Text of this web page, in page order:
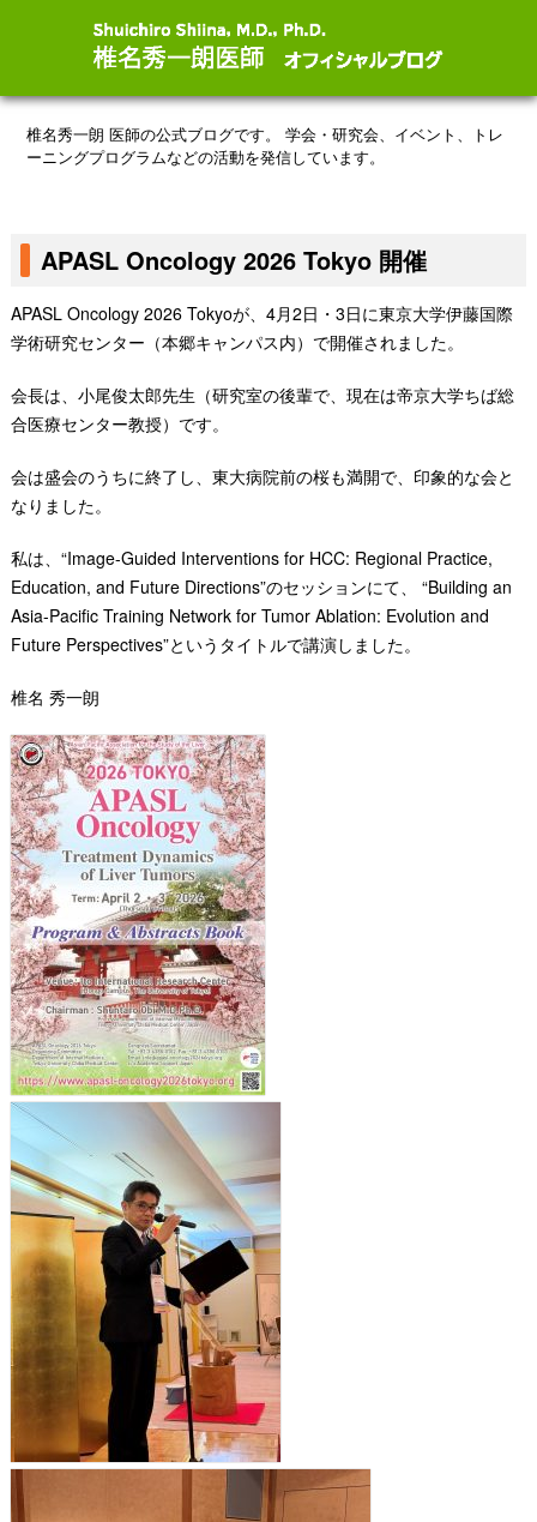
椎名秀一朗 医師の公式ブログです。
学会・研究会、イベント、トレ
ーニングプログラムなどの活動を発信しています。
APASL Oncology 2026 Tokyo 開催
APASL Oncology 2026 Tokyoが、4月2日・3日に東京大学伊藤国際
学術研究センター（本郷キャンパス内）で開催されました。
会長は、小尾俊太郎先生（研究室の後輩で、現在は帝京大学ちば総
合医療センター教授）です。
会は盛会のうちに終了し、東大病院前の桜も満開で、印象的な会と
なりました。
私は、“Image-Guided Interventions for HCC: Regional Practice,
Education, and Future Directions”のセッションにて、 “Building an
Asia-Pacific Training Network for Tumor Ablation: Evolution and
Future Perspectives”というタイトルで講演しました。
椎名 秀一朗